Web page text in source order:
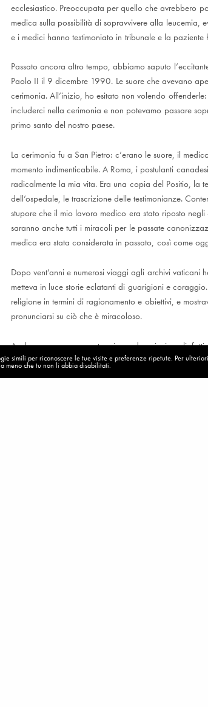
ecclesiastico. Preoccupata per quello che avrebbero
medica sulla possibilità di sopravvivere alla
e i medici hanno testimoniato in tribunale e la
Passato ancora altro tempo, abbiamo saputo
Paolo II il 9 dicembre 1990. Le suore che avevano
cerimonia. All’inizio, ho esitato non volendo
includerci nella cerimonia e non potevamo passare
primo santo del nostro paese.
La cerimonia fu a San Pietro: c’erano le suore, il
momento indimenticabile. A Roma, i postulanti
radicalmente la mia vita. Era una copia del Positio, la
dell’ospedale, le trascrizione delle testimonianze.
stupore che il mio lavoro medico era stato riposto
saranno anche tutti i miracoli per le passate
medica era stata considerata in passato, così come
Dopo vent’anni e numerosi viaggi agli archivi
metteva in luce storie eclatanti di guarigioni e
religione in termini di ragionamento e obiettivi, e
pronunciarsi su ciò che è miracoloso.
Anche se sono ancora atea, io credo nei miracoli,
alcuna spiegazione scientifica. Quella prima
simili per riconoscere le tue visite e preferenze ripetute. Per
meno che tu non li abbia disabilitati.